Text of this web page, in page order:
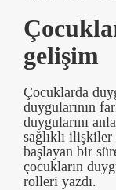
gelişim
Çocuklarda
duygularının
duygularını
sağlıklı
başlayan bir
çocukların
rolleri yazdı.